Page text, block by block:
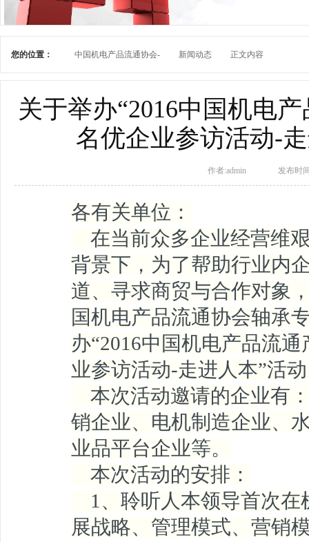
您的位置： 中国机电产品流通协会- 新闻动态 正文内容
关于举办“2016中国机电
名优企业参访活动-
作者:admin 发布时
各有关单位：
在当前众多企业经营维
背景下，为了帮助行业内
道、寻求商贸与合作对象
国机电产品流通协会轴承
办“2016中国机电产品流
业参访活动-走进人本”活
本次活动邀请的企业有
销企业、电机制造企业、
业品平台企业等。
本次活动的安排：
1、聆听人本领导首次在
展战略、管理模式、营销